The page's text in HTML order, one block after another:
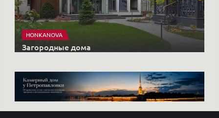
HONKANOVA
Загородные дома